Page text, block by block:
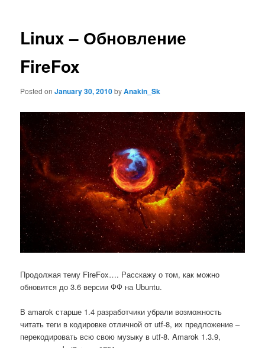
Linux – Обновление
FireFox
Posted onJanuary 30, 2010byAnakin_Sk
Продолжая тему FireFox…. Расскажу о том, как можно
обновится до 3.6 версии ФФ на Ubuntu.
В amarok старше 1.4 разработчики убрали возможность
читать теги в кодировке отличной от utf-8, их предложение –
перекодировать всю свою музыку в utf-8. Amarok 1.3.9,